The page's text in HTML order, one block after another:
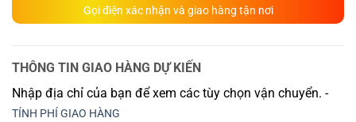
Gọi điện xác nhận và giao hàng tận nơi
THÔNG TIN GIAO HÀNG DỰ KIẾN
Nhập địa chỉ của bạn để xem các tùy chọn vận chuyển. -
TÍNH PHÍ GIAO HÀNG